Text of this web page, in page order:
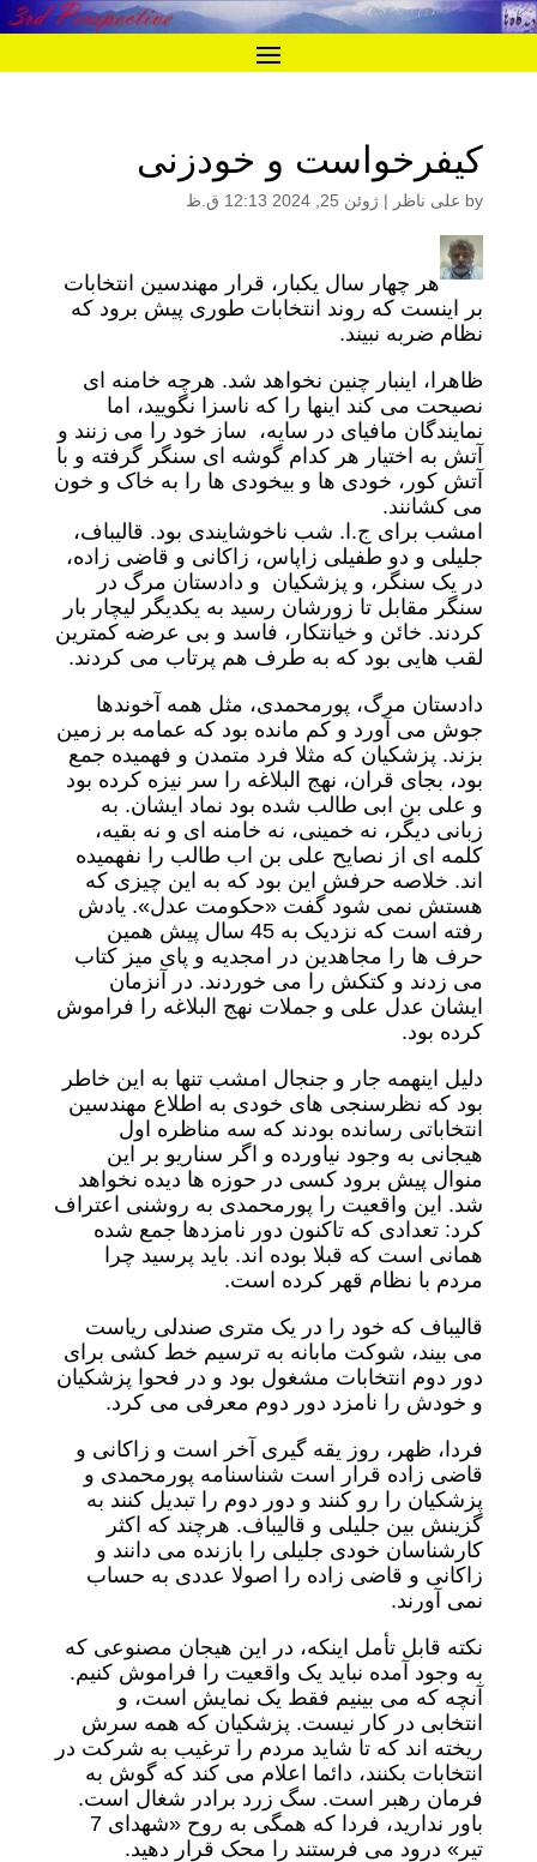
کیفرخواست و خودزنی
by علی ناظر | ژوئن 25, 2024 12:13 ق.ظ
هر چهار سال یکبار، قرار مهندسین انتخابات
بر اینست که روند انتخابات طوری پیش برود که
نظام ضربه نبیند.
ظاهرا، اینبار چنین نخواهد شد. هرچه خامنه ای
نصیحت می کند اینها را که ناسزا نگویید، اما
نمایندگان مافیای در سایه، ساز خود را می زنند و
آتش به اختیار هر کدام گوشه ای سنگر گرفته و با
آتش کور، خودی ها و بیخودی ها را به خاک و خون
می کشانند.
امشب برای ج.ا. شب ناخوشایندی بود. قالیباف،
جلیلی و دو طفیلی زاپاس، زاکانی و قاضی زاده،
در یک سنگر، و پزشکیان و دادستان مرگ در
سنگر مقابل تا زورشان رسید به یکدیگر لیچار بار
کردند. خائن و خیانتکار، فاسد و بی عرضه کمترین
لقب هایی بود که به طرف هم پرتاب می کردند.
دادستان مرگ، پورمحمدی، مثل همه آخوندها
جوش می آورد و کم مانده بود که عمامه بر زمین
بزند. پزشکیان که مثلا فرد متمدن و فهمیده جمع
بود، بجای قران، نهج البلاغه را سر نیزه کرده بود
و علی بن ابی طالب شده بود نماد ایشان. به
زبانی دیگر، نه خمینی، نه خامنه ای و نه بقیه،
کلمه ای از نصایح علی بن اب طالب را نفهمیده
اند. خلاصه حرفش این بود که به این چیزی که
هستش نمی شود گفت «حکومت عدل». یادش
رفته است که نزدیک به 45 سال پیش همین
حرف ها را مجاهدین در امجدیه و پای میز کتاب
می زدند و کتکش را می خوردند. در آنزمان
ایشان عدل علی و جملات نهج البلاغه را فراموش
کرده بود.
دلیل اینهمه جار و جنجال امشب تنها به این خاطر
بود که نظرسنجی های خودی به اطلاع مهندسین
انتخاباتی رسانده بودند که سه مناظره اول
هیجانی به وجود نیاورده و اگر سناریو بر این
منوال پیش برود کسی در حوزه ها دیده نخواهد
شد. این واقعیت را پورمحمدی به روشنی اعتراف
کرد: تعدادی که تاکنون دور نامزدها جمع شده
همانی است که قبلا بوده اند. باید پرسید چرا
مردم با نظام قهر کرده است.
قالیباف که خود را در یک متری صندلی ریاست
می بیند، شوکت مابانه به ترسیم خط کشی برای
دور دوم انتخابات مشغول بود و در فحوا پزشکیان
و خودش را نامزد دور دوم معرفی می کرد.
فردا، ظهر، روز یقه گیری آخر است و زاکانی و
قاضی زاده قرار است شناسنامه پورمحمدی و
پزشکیان را رو کنند و دور دوم را تبدیل کنند به
گزینش بین جلیلی و قالیباف. هرچند که اکثر
کارشناسان خودی جلیلی را بازنده می دانند و
زاکانی و قاضی زاده را اصولا عددی به حساب
نمی آورند.
نکته قابل تأمل اینکه، در این هیجان مصنوعی که
به وجود آمده نباید یک واقعیت را فراموش کنیم.
آنچه که می بینیم فقط یک نمایش است، و
انتخابی در کار نیست. پزشکیان که همه سرش
ریخته اند که تا شاید مردم را ترغیب به شرکت در
انتخابات بکنند، دائما اعلام می کند که گوش به
فرمان رهبر است. سگ زرد برادر شغال است.
باور ندارید، فردا که همگی به روح «شهدای 7
تیر» درود می فرستند را محک قرار دهید.